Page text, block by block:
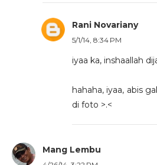
Rani Novariany
5/1/14, 8:34 PM
iyaa ka, inshaallah
hahaha, iyaa, abis
di foto >.<
Mang Lembu